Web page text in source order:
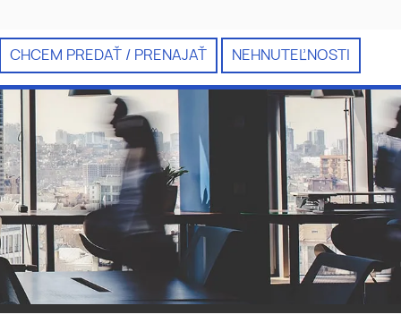
CHCEM PREDAŤ / PRENAJAŤ NEHNUTEĽNOSTI